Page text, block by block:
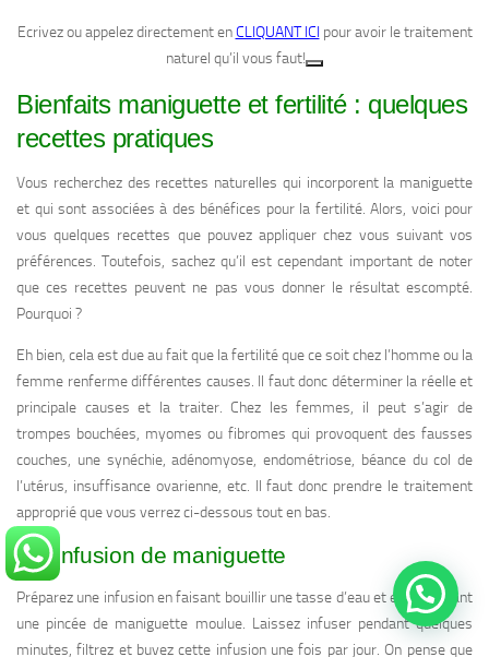
Ecrivez ou appelez directement enCLIQUANT ICI pour avoir le traitement
naturel qu’il vous faut!
Bienfaits maniguette et fertilité : quelques
recettes pratiques
Vous recherchez des recettes naturelles qui incorporent la maniguette
et qui sont associées à des bénéfices pour la fertilité. Alors, voici pour
vous quelques recettes que pouvez appliquer chez vous suivant vos
préférences. Toutefois, sachez qu’il est cependant important de noter
que ces recettes peuvent ne pas vous donner le résultat escompté.
Pourquoi ?
Eh bien, cela est due au fait que la fertilité que ce soit chez l’homme ou la
femme renferme différentes causes. Il faut donc déterminer la réelle et
principale causes et la traiter. Chez les femmes, il peut s’agir de
trompes bouchées, myomes ou fibromes qui provoquent des fausses
couches, une synéchie, adénomyose, endométriose, béance du col de
l’utérus, insuffisance ovarienne, etc. Il faut donc prendre le traitement
approprié que vous verrez ci-dessous tout en bas.
1 – Infusion de maniguette
Préparez une infusion en faisant bouillir une tasse d’eau et en y ajoutant
une pincée de maniguette moulue. Laissez infuser pendant quelques
minutes, filtrez et buvez cette infusion une fois par jour. On pense que